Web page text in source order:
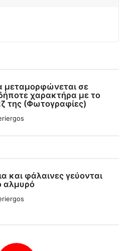
μεταμορφώνεται σε
χαρακτήρα με το
της (Φωτογραφίες)
και φάλαινες γεύονται
αλμυρό